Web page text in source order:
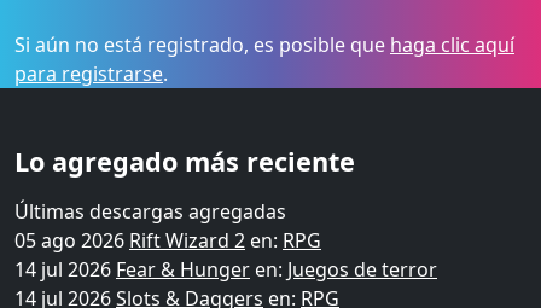
Si aún no está registrado, es posible que haga clic aquí
para registrarse.
Lo agregado más reciente
Últimas descargas agregadas
05 ago 2026 Rift Wizard 2 en: RPG
14 jul 2026 Fear & Hunger en: Juegos de terror
14 jul 2026Slots & Daggers en: RPG